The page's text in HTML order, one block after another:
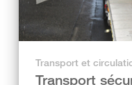
Transport et
Transport